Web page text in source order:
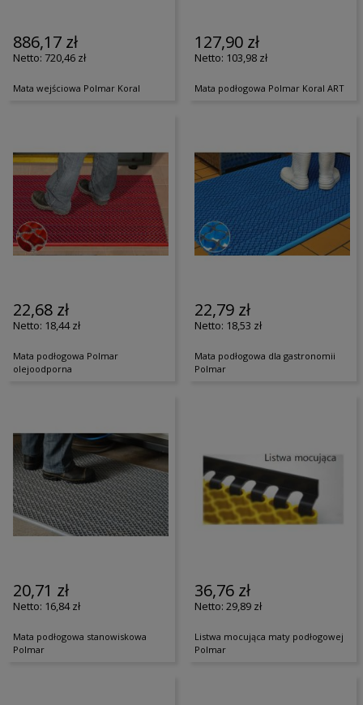
886,17 zł
720,46 zł
Mata wejściowa Polmar Koral
127,90 zł
103,98 zł
Mata podłogowa Polmar Koral ART
22,68 zł
18,44 zł
Mata podłogowa Polmar
olejoodporna
22,79 zł
18,53 zł
Mata podłogowa dla gastronomii
Polmar
20,71 zł
16,84 zł
Mata podłogowa stanowiskowa
Polmar
36,76 zł
29,89 zł
Listwa mocująca maty podłogowej
Polmar